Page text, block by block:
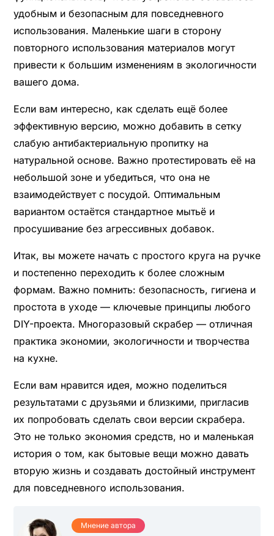
удобным и безопасным для повседневного
использования. Маленькие шаги в сторону
повторного использования материалов могут
привести к большим изменениям в экологичности
вашего дома.
Если вам интересно, как сделать ещё более
эффективную версию, можно добавить в сетку
слабую антибактериальную пропитку на
натуральной основе. Важно протестировать её на
небольшой зоне и убедиться, что она не
взаимодействует с посудой. Оптимальным
вариантом остаётся стандартное мытьё и
просушивание без агрессивных добавок.
Итак, вы можете начать с простого круга на ручке
и постепенно переходить к более сложным
формам. Важно помнить: безопасность, гигиена и
простота в уходе — ключевые принципы любого
DIY-проекта. Многоразовый скрабер — отличная
практика экономии, экологичности и творчества
на кухне.
Если вам нравится идея, можно поделиться
результатами с друзьями и близкими, пригласив
их попробовать сделать свои версии скрабера.
Это не только экономия средств, но и маленькая
история о том, как бытовые вещи можно давать
вторую жизнь и создавать достойный инструмент
для повседневного использования.
Мнение автора